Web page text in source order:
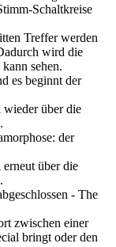
Schaltkreise
Treffer werden
wird die
sehen.
es beginnt der
über die
der
über die
- The
zwischen einer
bringt oder den